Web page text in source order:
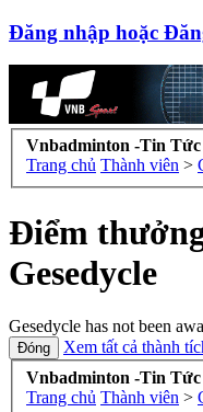
Đăng nhập hoặc
Vnbadminton -Tin
Trang chủ Thành viên >
Điểm
Gesedycle
Gesedycle has not been
Xem tất cả thành
Vnbadminton -Tin
Trang chủ Thành viên >